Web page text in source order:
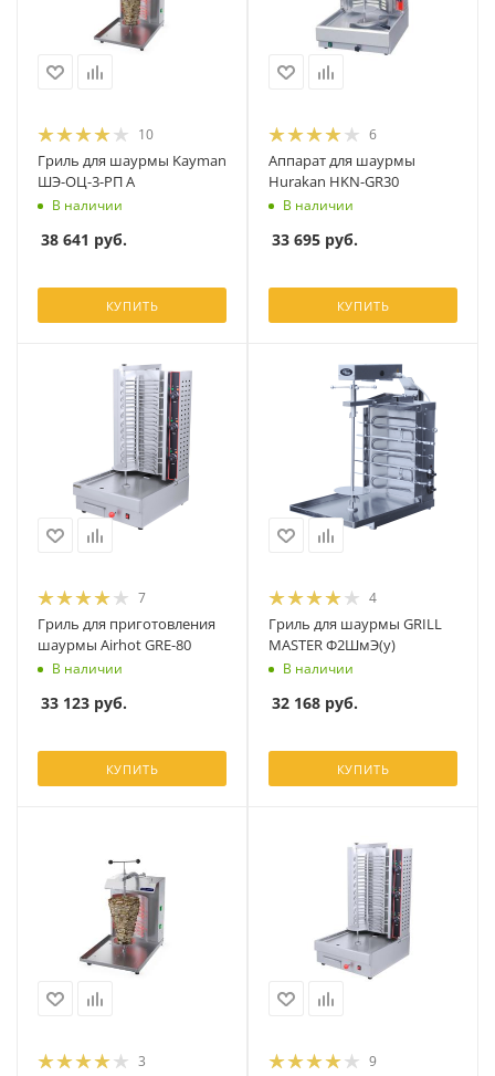
10
Гриль для шаурмы Kayman
ШЭ-ОЦ-3-РП А
В наличии
38 641 руб.
КУПИТЬ
6
Аппарат для шаурмы
Hurakan HKN-GR30
В наличии
33 695 руб.
КУПИТЬ
7
Гриль для приготовления
шаурмы Airhot GRE-80
В наличии
33 123 руб.
КУПИТЬ
4
Гриль для шаурмы GRILL
MASTER Ф2ШмЭ(у)
В наличии
32 168 руб.
КУПИТЬ
3 9